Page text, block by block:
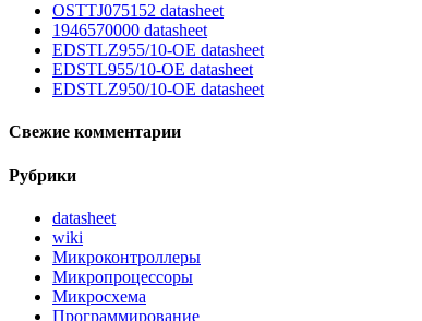
OSTTJ075152 datasheet
1946570000 datasheet
EDSTLZ955/10-OE datasheet
EDSTL955/10-OE datasheet
EDSTLZ950/10-OE datasheet
Свежие комментарии
Рубрики
datasheet
wiki
Микроконтроллеры
Микропроцессоры
Микросхема
Программирование